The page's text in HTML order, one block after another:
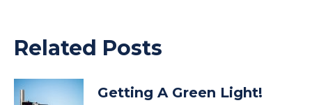
Related Posts
Getting A Green Light!